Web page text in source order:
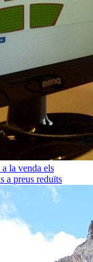
la venda els
a preus reduïts